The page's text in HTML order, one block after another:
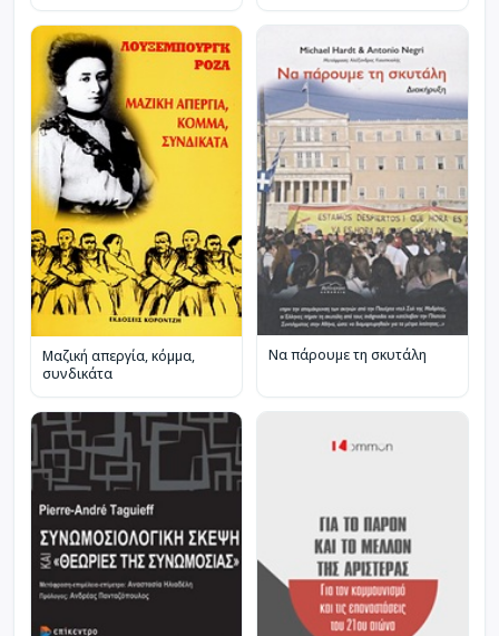
Μαζική απεργία, κόμμα,
συνδικάτα
Να πάρουμε τη σκυτάλη